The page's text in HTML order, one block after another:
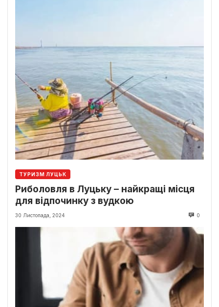
ТУРИЗМ ЛУЦЬК
Риболовля в Луцьку – найкращі місця
для відпочинку з вудкою
30 Листопада, 2024 0